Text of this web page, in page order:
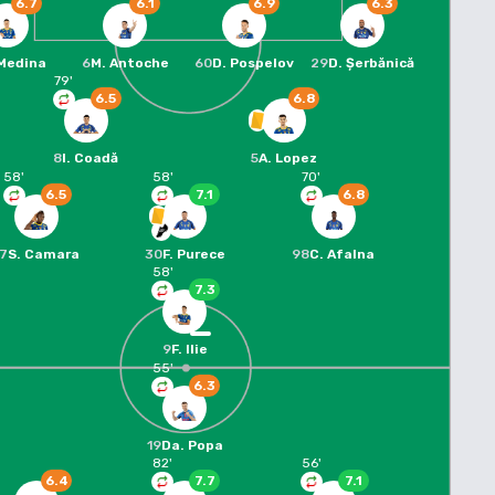
6M. Antoche 60D. Pospelov 29D. Șerbănică
6.5
79'
8I. Coadă
6.8
5A. Lopez
6.5
58'
S. Camara
7.1
58'
30F. Purece
6.8
70'
98C. Afalna
7.3
58'
9F. Ilie
6.3
55'
19Da. Popa
6.4 7.7
82'
7.1
56'